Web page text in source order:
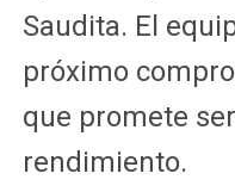
Saudita. El
próximo
que promete
rendimiento.